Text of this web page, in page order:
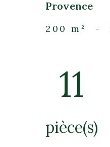
Provence
200 m² -
11
pièce(s)